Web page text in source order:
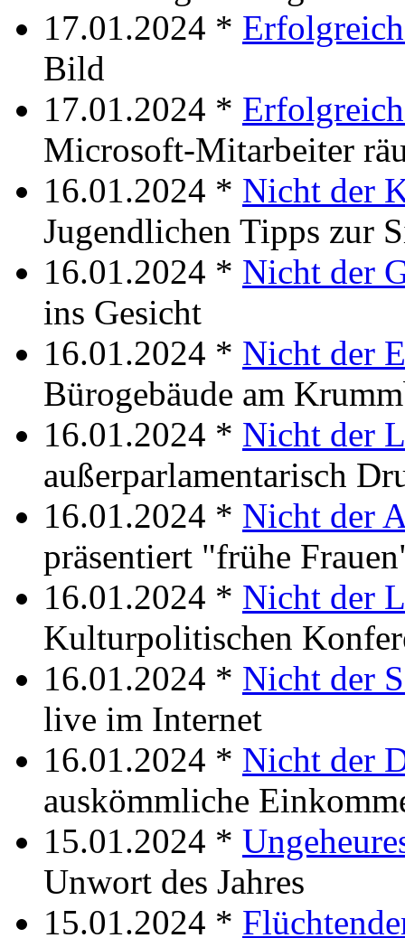
17.01.2024 *
Bild
17.01.2024 *
Microsoft-Mitarbeiter
16.01.2024 * Nicht der
Jugendlichen Tipps zur
16.01.2024 * Nicht der
ins Gesicht
16.01.2024 * Nicht der
Bürogebäude am
16.01.2024 * Nicht der
außerparlamentarisch
16.01.2024 * Nicht der
präsentiert "frühe
16.01.2024 * Nicht der
Kulturpolitischen
16.01.2024 * Nicht der
live im Internet
16.01.2024 * Nicht der
auskömmliche
15.01.2024 *
Unwort des Jahres
15.01.2024 *